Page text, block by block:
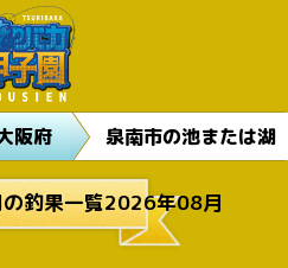
阪府 泉南市の池または湖
釣果一覧2026年08月